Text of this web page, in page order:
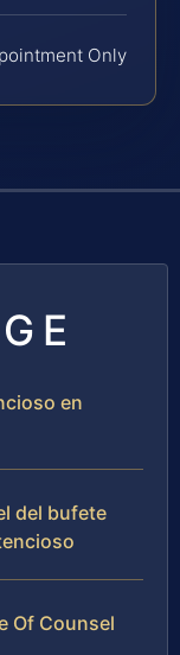
Only
en
del bufete
Of Counsel